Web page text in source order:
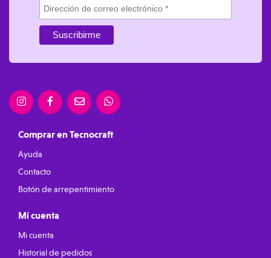
Comprar en Tecnocraft
Ayuda
Contacto
Botón de arrepentimiento
Mi cuenta
Mi cuenta
Historial de pedidos